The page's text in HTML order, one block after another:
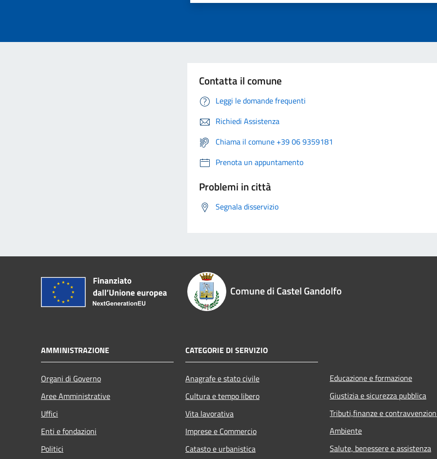
Contatta il comune
Leggi le domande frequenti
Richiedi Assistenza
Chiama il comune +39 06 9359181
Prenota un appuntamento
Problemi in città
Segnala disservizio
Comune di Castel Gandolfo
AMMINISTRAZIONE
Organi di Governo
Aree Amministrative
Uffici
Enti e fondazioni
Politici
CATEGORIE DI SERVIZIO
Anagrafe e stato civile
Cultura e tempo libero
Vita lavorativa
Imprese e Commercio
Catasto e urbanistica
Educazione e formazione
Giustizia e sicurezza pubblica
Tributi,finanze e
Ambiente
Salute, benessere e assistenza